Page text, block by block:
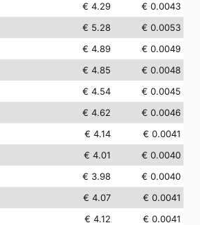
€ 4.29
€ 0.0043
€ 5.28
€ 0.0053
€ 4.89
€ 0.0049
€ 4.85
€ 0.0048
€ 4.54
€ 0.0045
€ 4.62
€ 0.0046
€ 4.14
€ 0.0041
€ 4.01
€ 0.0040
€ 3.98
€ 0.0040
€ 4.07
€ 0.0041
€ 4.12
€ 0.0041